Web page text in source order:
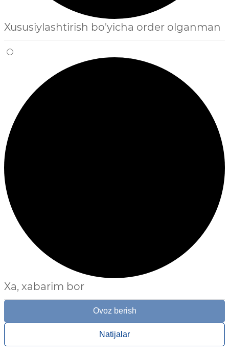
Xususiylashtirish bo'yicha order olganman
Xa, xabarim bor
Ovoz berish
Natijalar